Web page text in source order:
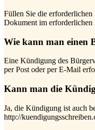
Füllen Sie die erforderlichen
Dokument im erforderlichen
Wie kann man einen
Eine Kündigung des
per Post oder per E-Mail
Kann man die
Ja, die Kündigung ist auch
http://